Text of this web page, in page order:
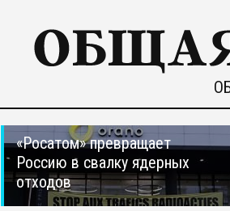
«Росатом» превращает
Россию в свалку ядерных
отходов